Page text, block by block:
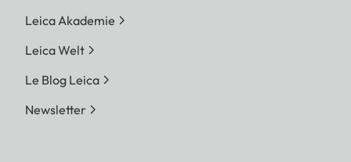
Leica Akademie
Leica Welt
Le Blog Leica
Newsletter